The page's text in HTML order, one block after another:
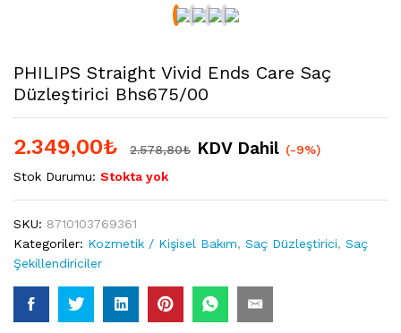
PHILIPS Straight Vivid Ends Care Saç
Düzleştirici Bhs675/00
2.349,00₺ 2.578,80₺ KDV Dahil (-9%)
Stok Durumu: Stokta yok
SKU: 8710103769361
Kategoriler: Kozmetik / Kişisel Bakım, Saç Düzleştirici, Saç
Şekillendiriciler